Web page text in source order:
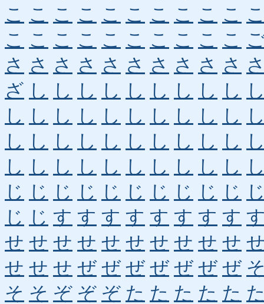
こ こ こ こ こ こ こ こ こ こ
こ こ こ こ こ こ こ こ こ こ
さ さ さ さ さ さ さ さ さ さ
ざ し し し し し し し し し
し し し し し し し し し し
し し し し し し し し し し
し し し し し し し し し し
じ じ じ じ じ じ じ じ じ じ
じ じ す す す す す す す す
せ せ せ せ せ せ せ せ せ せ
せ せ せ ぜ ぜ ぜ ぜ ぜ ぜ ぜ
そ そ ぞ ぞ ぞ た た た た た